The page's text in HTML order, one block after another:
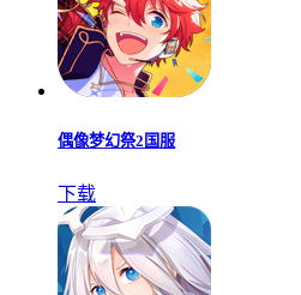
偶像梦幻祭2国服
下载